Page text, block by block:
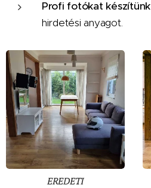
Profi fotókat készítünk
hirdetési anyagot.
EREDETI